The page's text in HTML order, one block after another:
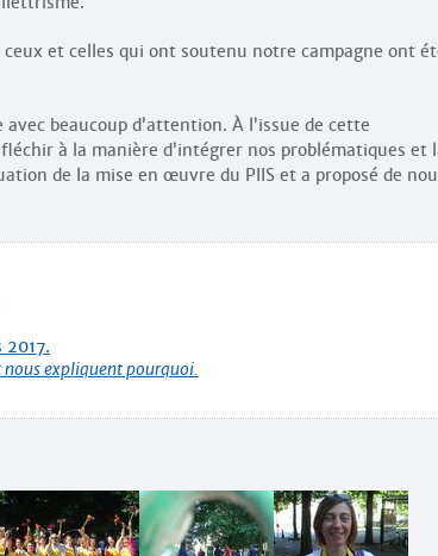
et celles qui ont soutenu notre campagne ont
beaucoup d’attention. À l’issue de cette
à la manière d’intégrer nos problématiques et
de la mise en œuvre du PIIS et a proposé de
nous expliquent pourquoi.